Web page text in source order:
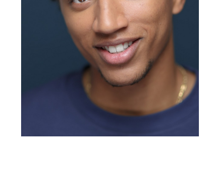
En poursuivant votre navigation, vous acceptez le
dépôt de cookies tiers destinés à vous proposer
des vidéos, des boutons de partage et des
contenus de plateformes sociales